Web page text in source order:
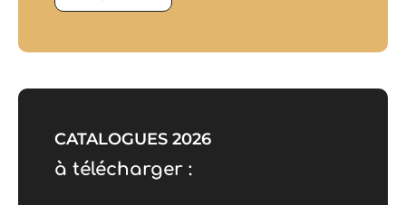
CATALOGUES 2026
à télécharger :